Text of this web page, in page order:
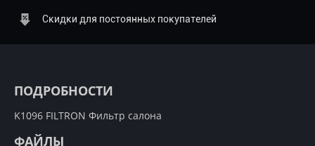
Скидки для постоянных покупателей
ПОДРОБНОСТИ
K1096 FILTRON Фильтр салона
ФАЙЛЫ